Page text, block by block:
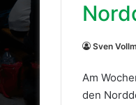
Sven
Am
den